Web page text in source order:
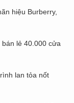
hiệu Burberry,
lẻ 40.000 cửa
lan tỏa nốt